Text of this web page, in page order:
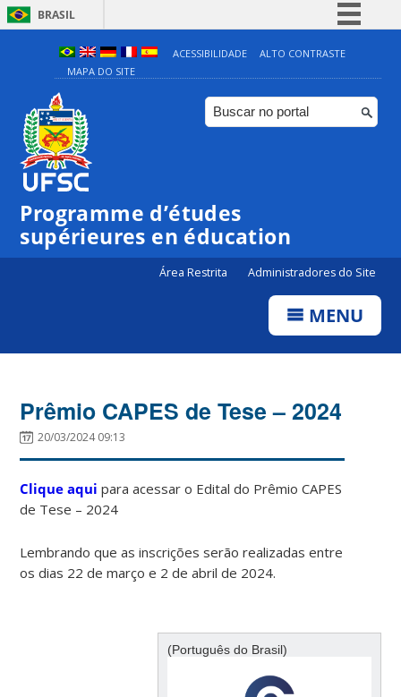
BRASIL
Simplifique!
Comunica BR
Participe
ACESSIBILIDADE
ALTO CONTRASTE
MAPA DO SITE
Programme d’études
supérieures en éducation
Área Restrita Administradores do Site
MENU
Prêmio CAPES de Tese – 2024
20/03/2024 09:13
Clique aquipara acessar o Edital do Prêmio CAPES
de Tese – 2024
Lembrando que as inscrições serão realizadas entre
os dias 22 de março e 2 de abril de 2024.
(Português do Brasil)